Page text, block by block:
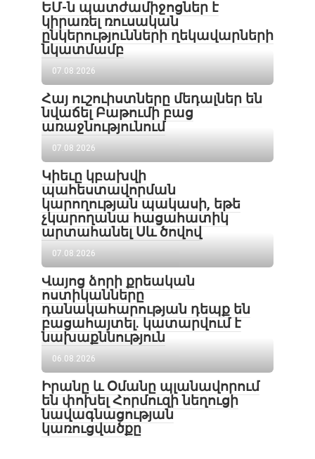
ԵՄ-ն պատժամիջոցներ է
կիրառել ռուսական
ընկերությունների ղեկավարների
նկատմամբ
07.08.2026
Հայ ուշուիստները մեդալներ են
նվաճել Բաթումի բաց
առաջնությունում
07.08.2026
Կիեւը կբախվի
պահեստավորման
կարողության պակասի, եթե
չկարողանա հացահատիկ
արտահանել Սև ծովով
07.08.2026
Վայոց ձորի քրեական
ոստիկանները
դանակահարության դեպք են
բացահայտել․ կատարվում է
նախաքննություն
06.08.2026
Իրանը և Օմանը պլանավորում
են փոխել Հորմուզի նեղուցի
նավագնացության
կառուցվածքը